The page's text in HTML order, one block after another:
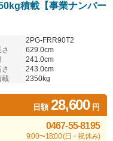
積載【事業ナンバー
2PG-FRR90T2
629.0cm
241.0cm
243.0cm
載
2350kg
日額28,600円
0467-55-8195
9:00〜18:00 (日・祝休み)